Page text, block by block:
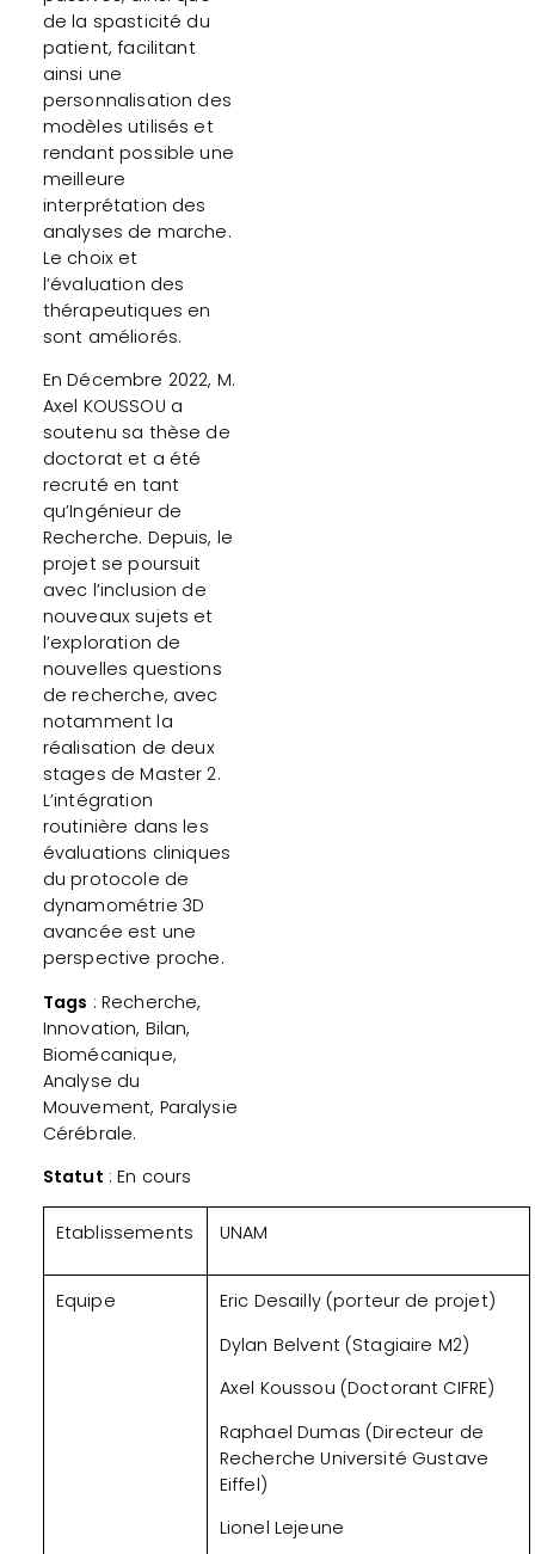
de la spasticité du
patient, facilitant
ainsi une
personnalisation des
modèles utilisés et
rendant possible une
meilleure
interprétation des
analyses de marche.
Le choix et
l’évaluation des
thérapeutiques en
sont améliorés.
En Décembre 2022, M.
Axel KOUSSOU a
soutenu sa thèse de
doctorat et a été
recruté en tant
qu’Ingénieur de
Recherche. Depuis, le
projet se poursuit
avec l’inclusion de
nouveaux sujets et
l’exploration de
nouvelles questions
de recherche, avec
notamment la
réalisation de deux
stages de Master 2.
L’intégration
routinière dans les
évaluations cliniques
du protocole de
dynamométrie 3D
avancée est une
perspective proche.
Tags : Recherche,
Innovation, Bilan,
Biomécanique,
Analyse du
Mouvement, Paralysie
Cérébrale.
Statut : En cours
Etablissements UNAM
Equipe
Eric Desailly (porteur de projet)
Dylan Belvent (Stagiaire M2)
Axel Koussou (Doctorant CIFRE)
Raphael Dumas (Directeur de
Recherche Université Gustave
Eiffel)
Lionel Lejeune